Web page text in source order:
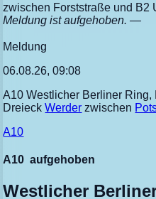
zwischen Forststraße und B2
Meldung ist aufgehoben. —
Meldung
06.08.26, 09:08
A10 Westlicher Berliner
DreieckWerder zwischen
A10
A10 aufgehoben
Westlicher